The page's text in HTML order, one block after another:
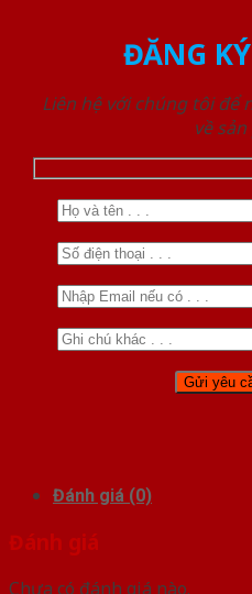
ĐĂNG
Liên hệ với chúng tôi để
về
Đánh giá (0)
Đánh giá
Chưa có đánh giá nào.